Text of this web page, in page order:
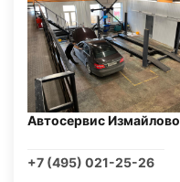
Автосервис Измайлово
+7 (495) 021-25-26